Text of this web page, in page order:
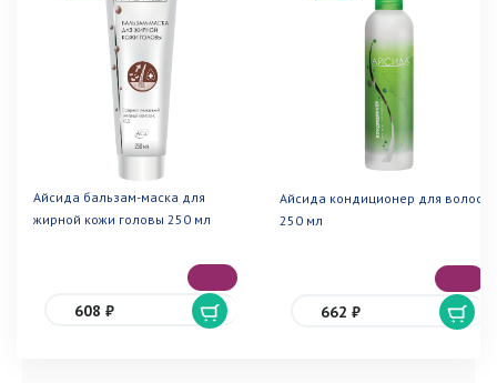
Айсида бальзам-маска для
жирной кожи головы 250 мл
608 ₽
Айсида кондиционер для волос
250 мл
662 ₽